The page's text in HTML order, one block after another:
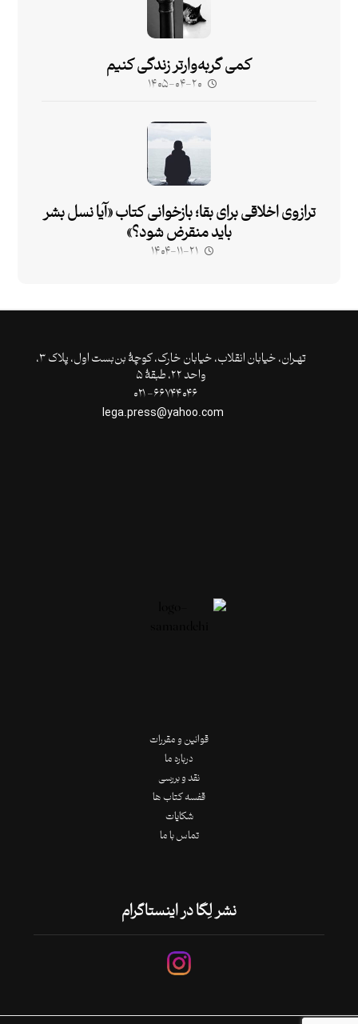
کمی گربه‌وارتر زندگی کنیم
۱۴۰۵-۰۴-۲۰
ترازوی اخلاقی برای بقا؛ بازخوانی کتاب «آیا نسل بشر
باید منقرض شود؟»
۱۴۰۴-۱۱-۲۱
تهـران،‌ خیابان انقلاب، خیابان خارک، کوچۀ بن‌بست اول، پلاک ۳،
واحد ۲۲، طبقۀ ۵
قوانین و مقررات
درباره ما
نقد و بررسی
قفسه کتاب ها
شکایات
تماس با ما
نشر لِگا در اینستاگرام